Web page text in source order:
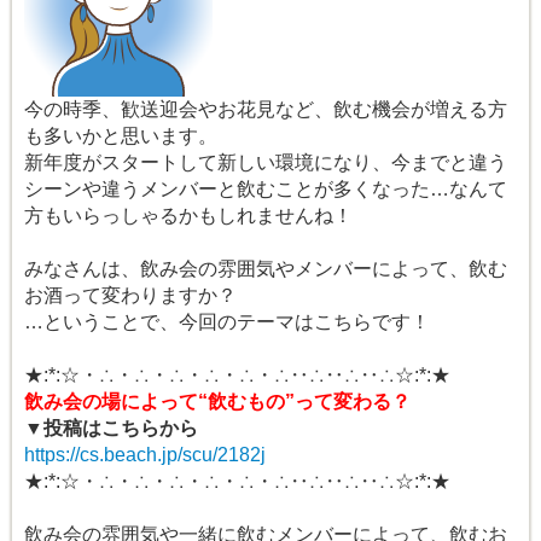
今の時季、歓送迎会やお花見など、飲む機会が増える方
も多いかと思います。
新年度がスタートして新しい環境になり、今までと違う
シーンや違うメンバーと飲むことが多くなった…なんて
方もいらっしゃるかもしれませんね！
みなさんは、飲み会の雰囲気やメンバーによって、飲む
お酒って変わりますか？
…ということで、今回のテーマはこちらです！
★:*:☆・∴・∴・∴・∴・∴・∴‥∴‥∴‥∴☆:*:★
飲み会の場によって“飲むもの”って変わる？
▼投稿はこちらから
https://cs.beach.jp/scu/2182j
★:*:☆・∴・∴・∴・∴・∴・∴‥∴‥∴‥∴☆:*:★
飲み会の雰囲気や一緒に飲むメンバーによって、飲むお